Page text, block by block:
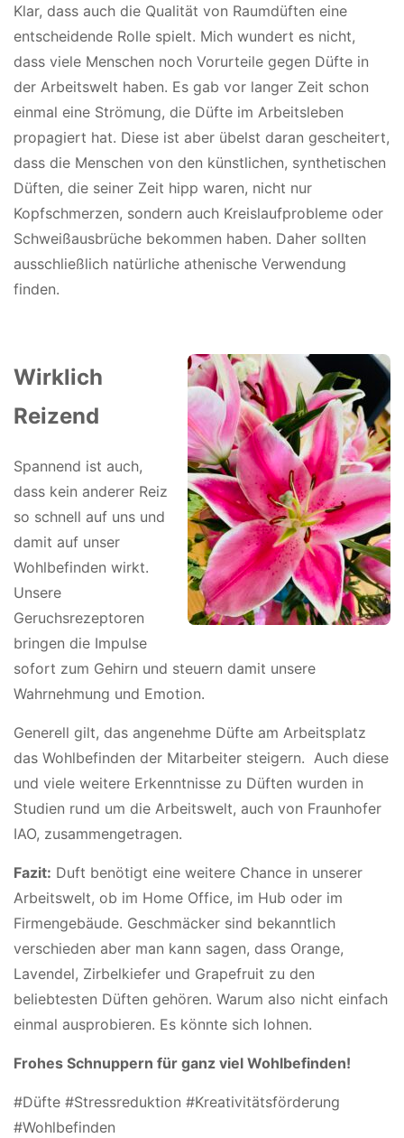
Klar, dass auch die Qualität von Raumdüften eine
entscheidende Rolle spielt. Mich wundert es nicht,
dass viele Menschen noch Vorurteile gegen Düfte in
der Arbeitswelt haben. Es gab vor langer Zeit schon
einmal eine Strömung, die Düfte im Arbeitsleben
propagiert hat. Diese ist aber übelst daran gescheitert,
dass die Menschen von den künstlichen, synthetischen
Düften, die seiner Zeit hipp waren, nicht nur
Kopfschmerzen, sondern auch Kreislaufprobleme oder
Schweißausbrüche bekommen haben. Daher sollten
ausschließlich natürliche athenische Verwendung
finden.
Wirklich
Reizend
Spannend ist auch,
dass kein anderer Reiz
so schnell auf uns und
damit auf unser
Wohlbefinden wirkt.
Unsere
Geruchsrezeptoren
bringen die Impulse
sofort zum Gehirn und steuern damit unsere
Wahrnehmung und Emotion.
Generell gilt, das angenehme Düfte am Arbeitsplatz
das Wohlbefinden der Mitarbeiter steigern. Auch diese
und viele weitere Erkenntnisse zu Düften wurden in
Studien rund um die Arbeitswelt, auch von Fraunhofer
IAO, zusammengetragen.
Fazit: Duft benötigt eine weitere Chance in unserer
Arbeitswelt, ob im Home Office, im Hub oder im
Firmengebäude. Geschmäcker sind bekanntlich
verschieden aber man kann sagen, dass Orange,
Lavendel, Zirbelkiefer und Grapefruit zu den
beliebtesten Düften gehören. Warum also nicht einfach
einmal ausprobieren. Es könnte sich lohnen.
Frohes Schnuppern für ganz viel Wohlbefinden!
#Düfte #Stressreduktion #Kreativitätsförderung
#Wohlbefinden